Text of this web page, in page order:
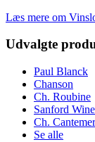
Læs mere om
Udvalgte
Paul Blanck
Chanson
Ch. Roubine
Sanford
Ch.
Se alle